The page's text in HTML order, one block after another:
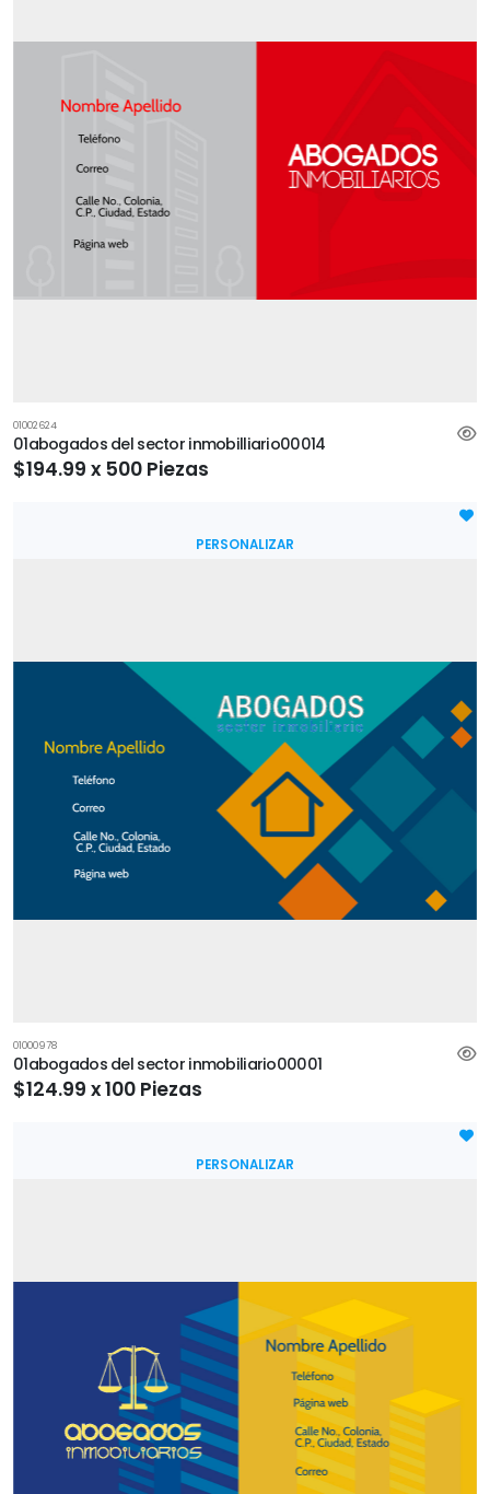
01002624
01abogados del sector inmobilliario00014
$194.99 x 500 Piezas
PERSONALIZAR
01000978
01abogados del sector inmobiliario00001
$124.99 x 100 Piezas
PERSONALIZAR